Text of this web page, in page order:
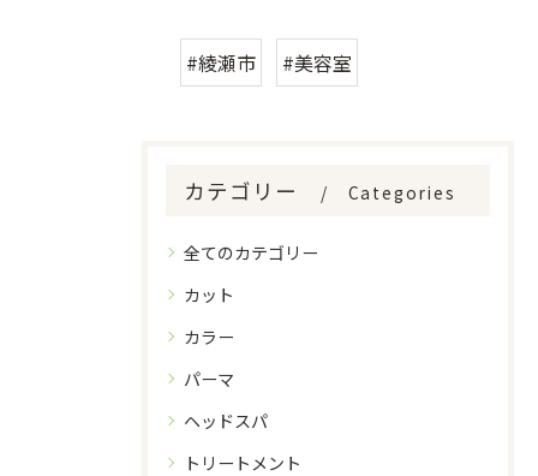
#綾瀬市 #美容室
カテゴリー Categories
全てのカテゴリー
カット
カラー
パーマ
ヘッドスパ
トリートメント